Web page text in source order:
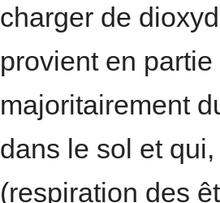
charger de
provient en
majoritairement
dans le sol et
(respiration des